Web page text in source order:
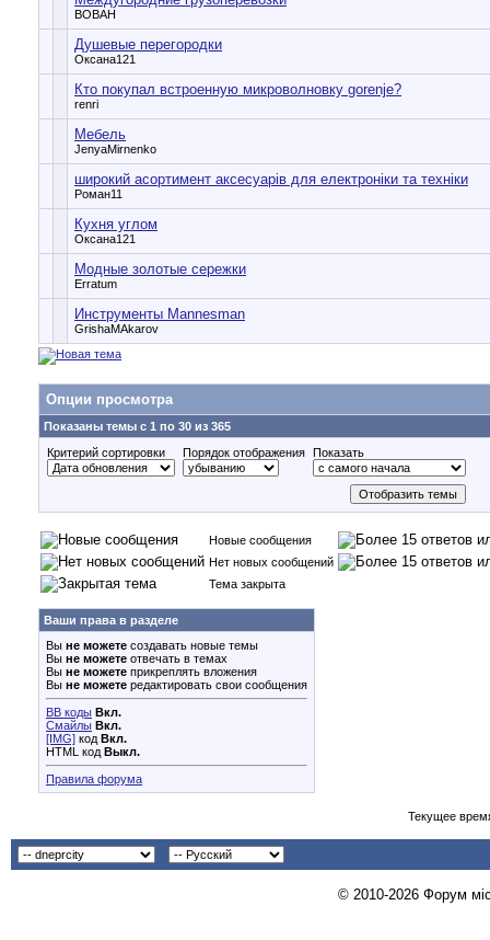
BOBAH
Душевые перегородки
Оксана121
Кто покупал встроенную микроволновку gorenje?
renri
Мебель
JenyaMirnenko
широкий асортимент аксесуарів для електроніки та техніки
Роман11
Кухня углом
Оксана121
Модные золотые сережки
Erratum
Инструменты Mannesman
GrishaMAkarov
Опции просмотра
Показаны темы с 1 по 30 из 365
Критерий сортировки
Порядок отображения Показать
Новые сообщения
Нет новых сообщений
Тема закрыта
Ваши права в разделе
Вы не можете создавать новые темы
Вы не можете отвечать в темах
Вы не можете прикреплять вложения
Вы не можете редактировать свои сообщения
BB коды Вкл.
Смайлы Вкл.
[IMG] код Вкл.
HTML код Выкл.
Правила форума
Текущее
© 2010-2026 Форум